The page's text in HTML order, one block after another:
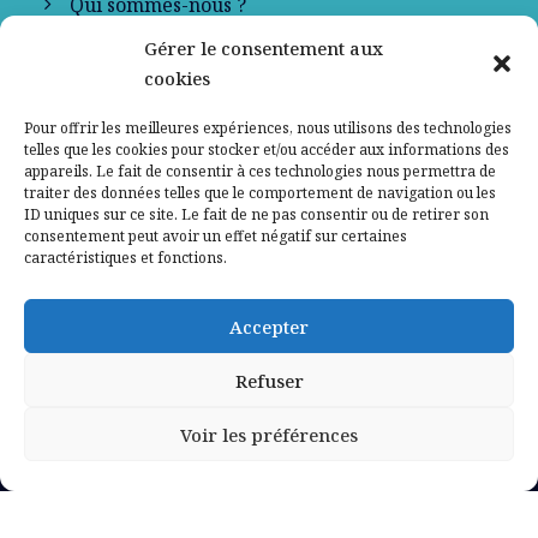
Gérer le consentement aux
cookies
Pour offrir les meilleures expériences, nous utilisons des technologies
telles que les cookies pour stocker et/ou accéder aux informations des
appareils. Le fait de consentir à ces technologies nous permettra de
traiter des données telles que le comportement de navigation ou les
ID uniques sur ce site. Le fait de ne pas consentir ou de retirer son
consentement peut avoir un effet négatif sur certaines
caractéristiques et fonctions.
Accepter
Refuser
Voir les préférences
Contactez-nous
Mentions légales
Politique de confidentialité